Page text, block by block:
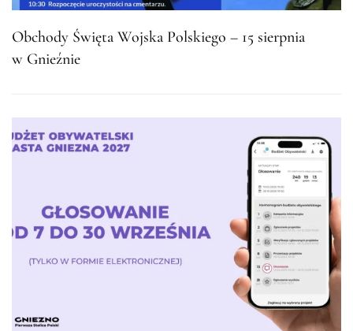
Obchody Święta Wojska Polskiego – 15 sierpnia
w Gnieźnie